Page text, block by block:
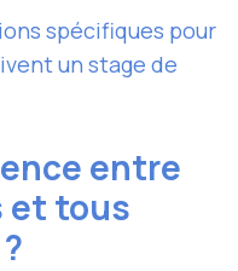
spécifiques pour
un stage de
entre
et tous